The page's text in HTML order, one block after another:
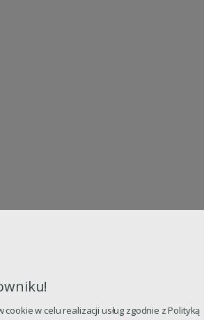
w celu realizacji usług zgodnie z Polityką
internetowego dostarcza